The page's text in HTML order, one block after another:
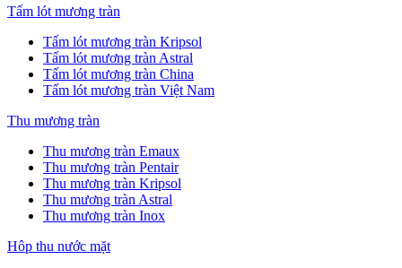
Tấm lót mương tràn
Tấm lót mương tràn Kripsol
Tấm lót mương tràn Astral
Tấm lót mương tràn China
Tấm lót mương tràn Việt Nam
Thu mương tràn
Thu mương tràn Emaux
Thu mương tràn Pentair
Thu mương tràn Kripsol
Thu mương tràn Astral
Thu mương tràn Inox
Hôp thu nước mặt